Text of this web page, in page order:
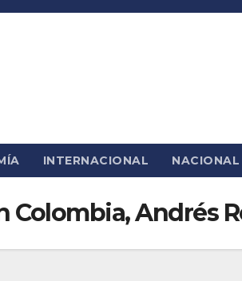
INTERNACIONAL NACIONAL
Andrés